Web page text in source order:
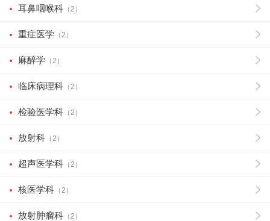
耳鼻咽喉科 （2）
重症医学 （2）
麻醉学 （2）
临床病理科 （2）
检验医学科 （2）
放射科 （2）
超声医学科 （2）
核医学科 （2）
放射肿瘤科 （2）